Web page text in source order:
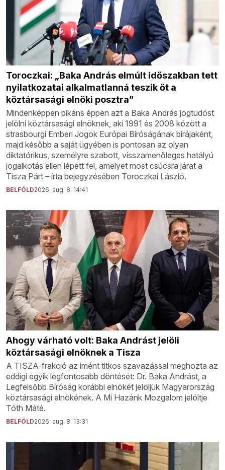
Toroczkai: „Baka András elmúlt időszakban tett
nyilatkozatai alkalmatlanná teszik őt a
köztársasági elnöki posztra”
Mindenképpen pikáns éppen azt a Baka András jogtudóst
jelölni köztársasági elnöknek, aki 1991 és 2008 között a
strasbourgi Emberi Jogok Európai Bíróságának bírájaként,
majd később a saját ügyében is pontosan az olyan
diktatórikus, személyre szabott, visszamenőleges hatályú
jogalkotás ellen lépett fel, amelyet most csúcsra járat a
Tisza Párt – írta bejegyzésében Toroczkai László.
BELFÖLD2026. aug. 8. 14:41
Ahogy várható volt: Baka Andrást jelöli
köztársasági elnöknek a Tisza
A TISZA-frakció az imént titkos szavazással meghozta az
eddigi egyik legfontosabb döntését: Dr. Baka Andrást, a
Legfelsőbb Bíróság korábbi elnökét jelöljük Magyarország
köztársasági elnökének. A Mi Hazánk Mozgalom jelöltje
Tóth Máté.
BELFÖLD2026. aug. 8. 13:31